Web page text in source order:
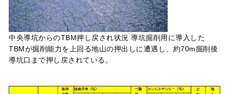
中央導坑からのTBM押し戻され状況 導坑掘削用に導入した
TBMが掘削能力を上回る地山の押出しに遭遇し、約70m掘削後
導坑口まで押し戻されている。